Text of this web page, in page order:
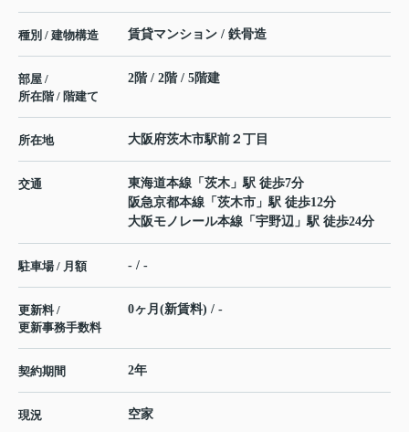
種別 / 建物構造 賃貸マンション / 鉄骨造
部屋 /
所在階 / 階建て
2階 / 2階 / 5階建
所在地 大阪府茨木市駅前 ２丁目
交通 東海道本線 「 茨木 」駅 徒歩7分
阪急京都本線 「 茨木市 」駅 徒歩12分
大阪モノレール本線 「 宇野辺 」駅 徒歩24分
駐車場 / 月額 - / -
更新料 /
更新事務手数料
0ヶ月(新賃料) / -
契約期間 2年
現況 空家